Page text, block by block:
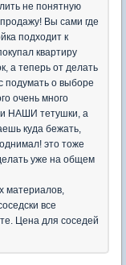
не понятную
Вы сами где
подходит к
квартиру
а теперь от делать
подумать о выборе
очень много
НАШИ тетушки, а
куда бежать,
это тоже
уже на общем
материалов,
все
Цена для соседей